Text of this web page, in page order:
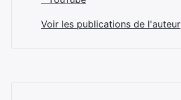
Voir les publications de l'auteur
Rechercher